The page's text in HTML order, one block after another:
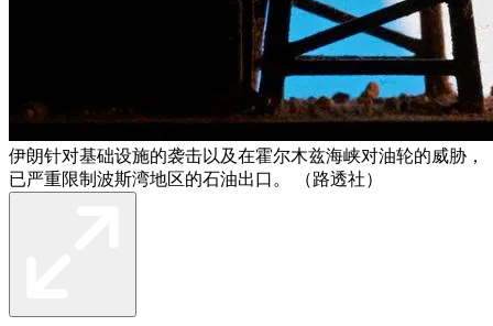
伊朗针对基础设施的袭击以及在霍尔木兹海峡对油轮的威胁，
已严重限制波斯湾地区的石油出口。 （路透社）